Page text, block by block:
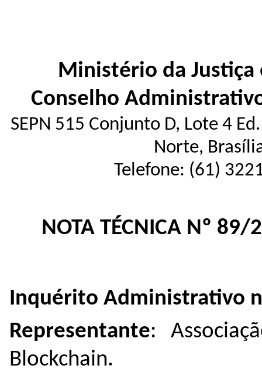
Ministério da Justiça
Conselho
SEPN 515 Conjunto D, Lote 4
Norte,
Telefone: (61)
NOTA TÉCNICA Nº
Inquérito Administrativo
Representante:
Blockchain.